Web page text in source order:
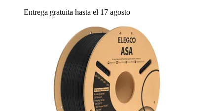
Entrega gratuita hasta el 17 agosto